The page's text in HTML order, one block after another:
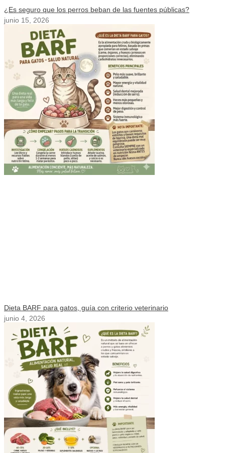
¿Es seguro que los perros beban de las fuentes públicas?
junio 15, 2026
Dieta BARF para gatos, guía con criterio veterinario
junio 4, 2026